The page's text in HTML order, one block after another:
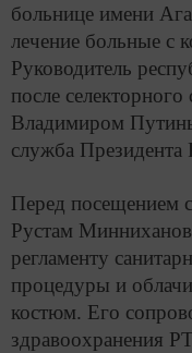
больнице имени
лечение больные с
Руководитель
после
Владимиром
служба Президента
Перед посещением
Рустам
регламенту
процедуры и
костюм. Его
здравоохранения